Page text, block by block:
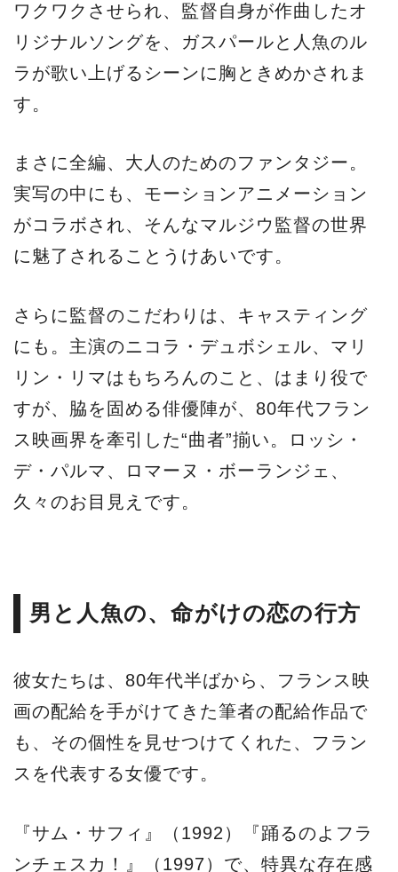
ワクワクさせられ、監督自身が作曲したオ
リジナルソングを、ガスパールと人魚のル
ラが歌い上げるシーンに胸ときめかされま
す。
まさに全編、大人のためのファンタジー。
実写の中にも、モーションアニメーション
がコラボされ、そんなマルジウ監督の世界
に魅了されることうけあいです。
さらに監督のこだわりは、キャスティング
にも。主演のニコラ・デュボシェル、マリ
リン・リマはもちろんのこと、はまり役で
すが、脇を固める俳優陣が、80年代フラン
ス映画界を牽引した“曲者”揃い。ロッシ・
デ・パルマ、ロマーヌ・ボーランジェ、
久々のお目見えです。
男と人魚の、命がけの恋の行方
彼女たちは、80年代半ばから、フランス映
画の配給を手がけてきた筆者の配給作品で
も、その個性を見せつけてくれた、フラン
スを代表する女優です。
『サム・サフィ』（1992）『踊るのよフラ
ンチェスカ！』（1997）で、特異な存在感